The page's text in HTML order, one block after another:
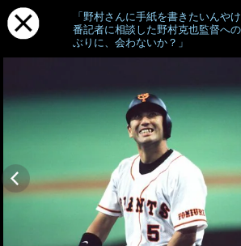
「野村さんに手紙を書きたいんや
番記者に相談した野村克也監督へ
ぶりに、会わないか？」